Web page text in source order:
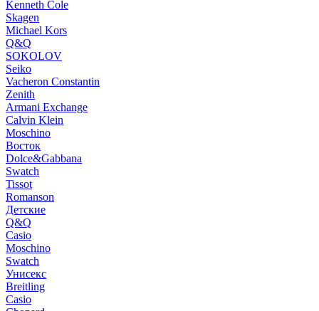
Kenneth Cole
Skagen
Michael Kors
Q&Q
SOKOLOV
Seiko
Vacheron Constantin
Zenith
Armani Exchange
Calvin Klein
Moschino
Восток
Dolce&Gabbana
Swatch
Tissot
Romanson
Детские
Q&Q
Casio
Moschino
Swatch
Унисекс
Breitling
Casio